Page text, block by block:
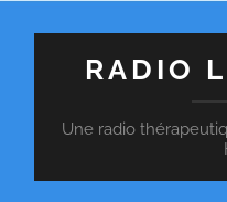
RADIO
Une radio